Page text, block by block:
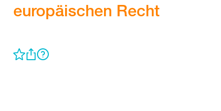
europäischen Recht